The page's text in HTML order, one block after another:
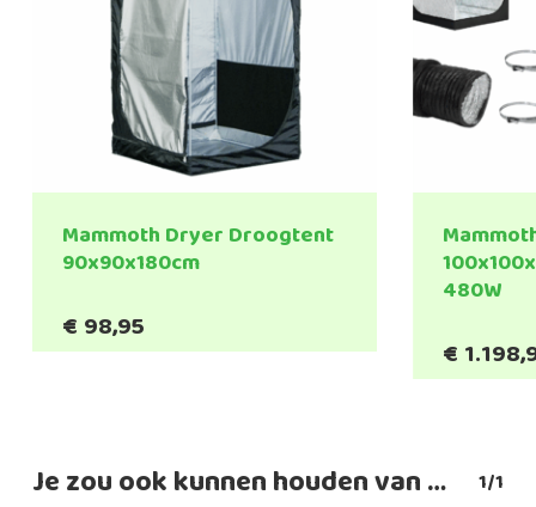
Mammoth Dryer Droogtent
90x90x180cm
€ 98,95
480W
€
Je zou ook kunnen houden van … 1/1